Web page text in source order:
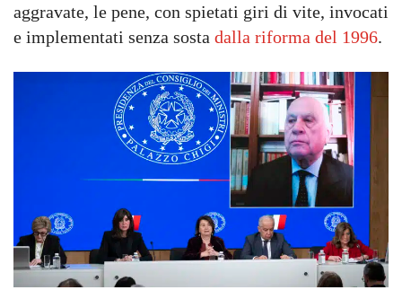
aggravate, le pene, con spietati giri di vite, invocati
e implementati senza sosta dalla riforma del 1996.